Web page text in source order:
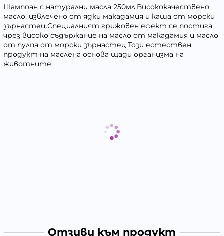
Шампоан с натурални масла 250мл.Висококачествено
масло, извлечено от ядки макадамия и каша от морски
зърнастец.Специалният грижовен ефект се постига
чрез високо съдържание на масло от макадамия и масло
от пулпа от морски зърнастец.Този естествен
продукт на маслена основа щади организма на
животните.
Отзиви към продукт